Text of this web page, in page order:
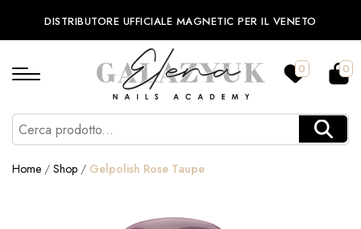
DISTRIBUTORE UFFICIALE MAGNETIC PER IL VENETO
0 0
Home / Shop / Gelpolish Rose Taupe